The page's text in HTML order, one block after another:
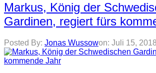
Markus, König der
Gardinen, regiert fürs
Posted By: Jonas Wussowon: Juli 15, 2018